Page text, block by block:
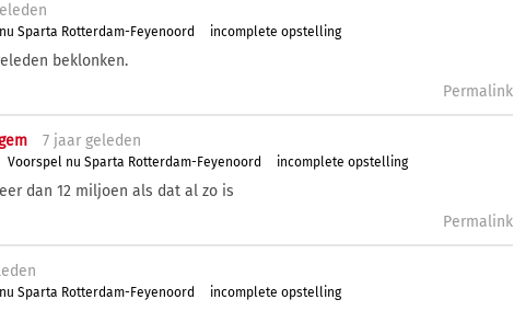
Sparta Rotterdam-Feyenoord incomplete opstelling
beklonken.
Permalink
7 jaar geleden
Voorspel nu Sparta Rotterdam-Feyenoord incomplete opstelling
dan 12 miljoen als dat al zo is
Permalink
Sparta Rotterdam-Feyenoord incomplete opstelling